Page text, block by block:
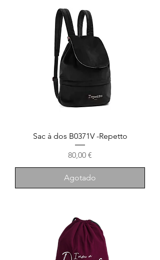
Sac à dos B0371V -Repetto
Precio
80,00 €
Agotado